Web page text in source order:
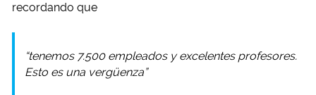
recordando que
“tenemos 7.500 empleados y excelentes profesores.
Esto es una vergüenza”